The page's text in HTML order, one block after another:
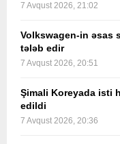
7 Avqust 2026, 21:02
Volkswagen-in əsas
tələb edir
7 Avqust 2026, 20:51
Şimali Koreyada isti
edildi
7 Avqust 2026, 20:36